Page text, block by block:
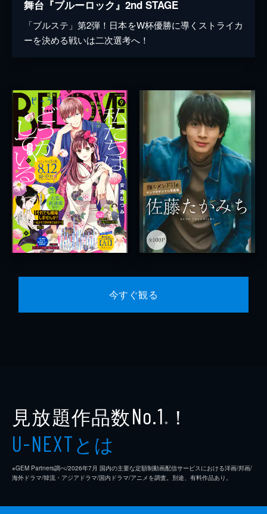
舞台『ブルーロック』2nd STAGE
「ブルステ」第2弾！日本をW杯優勝に導くストライカ
ーを決める戦いは二次選考へ！
今すぐ観る
見放題作品数No.1 ※ ！
U-NEXTとは
※GEM Partners調べ/2026年7⽉ 国内の主要な定額制動画配信サービスにおける洋画/邦画/
海外ドラマ/韓流・アジアドラマ/国内ドラマ/アニメを調査。別途、有料作品あり。